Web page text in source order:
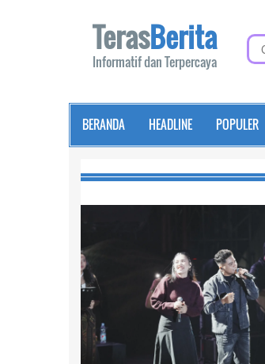
TerasBerita
Informatif dan Terpercaya
BERANDA HEADLINE POPULER